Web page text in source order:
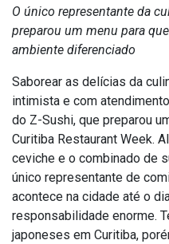
O único representante da
preparou um menu para
ambiente diferenciado
Saborear as delícias da
intimista e com
do Z-Sushi, que preparou
Curitiba Restaurant Week.
ceviche e o combinado de
único representante de
acontece na cidade até o
responsabilidade enorme.
japoneses em Curitiba,